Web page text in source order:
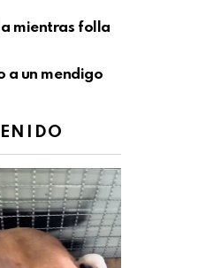
mientras folla
a un mendigo